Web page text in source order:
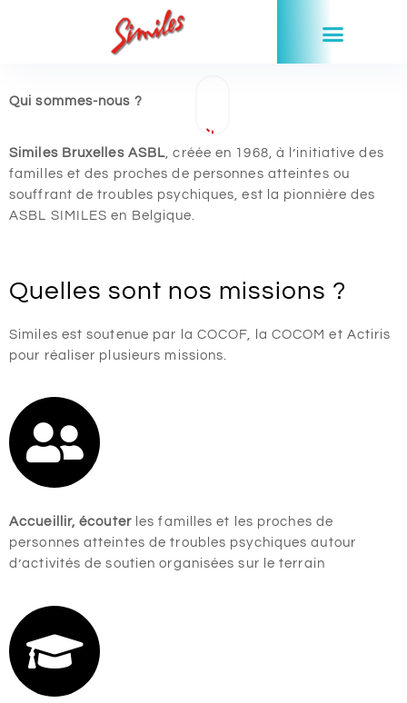
Qui sommes-nous ?
Similes Bruxelles ASBL, créée en 1968, à l’initiative des
familles et des proches de personnes atteintes ou
souffrant de troubles psychiques, est la pionnière des
ASBL SIMILES en Belgique.
Quelles sont nos missions ?
Similes est soutenue par la COCOF, la COCOM et Actiris
pour réaliser plusieurs missions.
Accueillir, écouterles familles et les proches de
personnes atteintes de troubles psychiques autour
d’activités de soutien organisées sur le terrain